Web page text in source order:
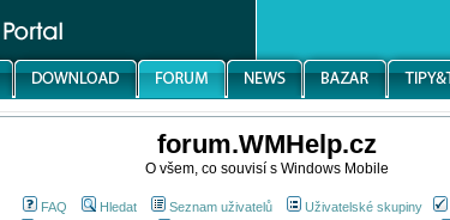
forum.WMHelp.cz
O všem, co souvisí s Windows Mobile
FAQ Hledat Seznam uživatelů Uživatelské skupiny